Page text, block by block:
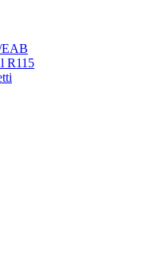
EAB
R115